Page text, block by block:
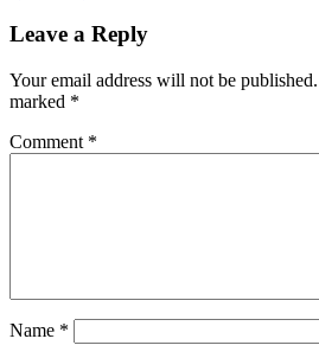
Leave a Reply
Your email address will not be published.
marked *
Comment *
Name *